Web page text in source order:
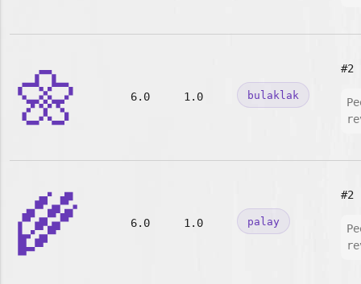
🌼 6.0 1.0 bulaklak
#2
🌾 6.0 1.0 palay
#2